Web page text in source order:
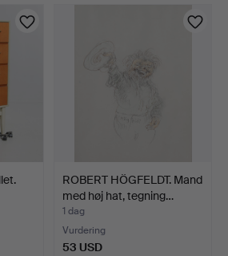
ROBERT HÖGFELDT. Mand
med høj hat, tegning…
1 dag
Vurdering
53 USD